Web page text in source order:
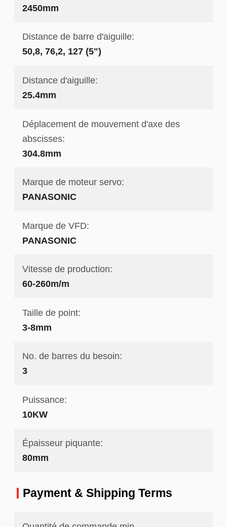
2450mm
Distance de barre d'aiguille:
50,8, 76,2, 127 (5")
Distance d'aiguille:
25.4mm
Déplacement de mouvement d'axe des
abscisses:
304.8mm
Marque de moteur servo:
PANASONIC
Marque de VFD:
PANASONIC
Vitesse de production:
60-260m/m
Taille de point:
3-8mm
No. de barres du besoin:
3
Puissance:
10KW
Épaisseur piquante:
80mm
Payment & Shipping Terms